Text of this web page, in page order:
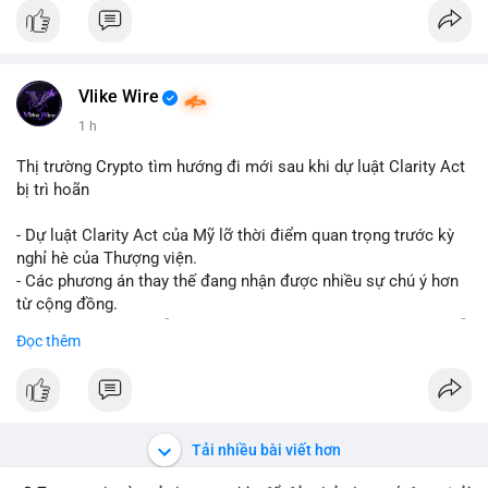
Vlike Wire
1 h
Thị trường Crypto tìm hướng đi mới sau khi dự luật Clarity Act
bị trì hoãn
- Dự luật Clarity Act của Mỹ lỡ thời điểm quan trọng trước kỳ
nghỉ hè của Thượng viện.
- Các phương án thay thế đang nhận được nhiều sự chú ý hơn
từ cộng đồng.
về pháp lý.
#binancesquare
Đọc thêm
Tải nhiều bài viết hơn